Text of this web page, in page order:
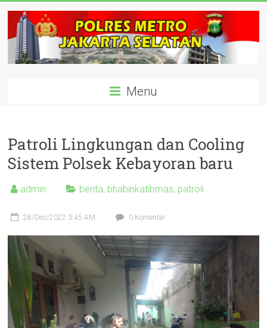
content
polisijaksel Menu
Patroli Lingkungan dan Cooling
Sistem Polsek Kebayoran baru
admin berita, bhabinkatibmas, patroli
28/Des/2022 3:45 AM 0 Komentar